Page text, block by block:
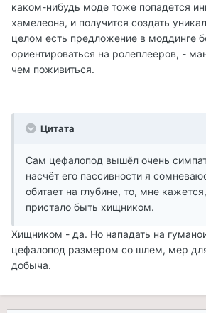
каком-нибудь моде тоже попадется
хамелеона, и получится создать
целом есть предложение в моддинге
ориентироваться на ролеплееров, -
чем поживиться.
Цитата
Сам цефалопод вышёл очень
насчёт его пассивности я
обитает на глубине, то, мне
пристало быть хищником.
Хищником - да. Но нападать на
цефалопод размером со шлем, мер
добыча.